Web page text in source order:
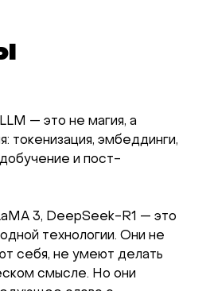
— это не магия, а
токенизация, эмбеддинги,
и пост-
3, DeepSeek-R1 — это
технологии. Они не
себя, не умеют делать
смысле. Но они